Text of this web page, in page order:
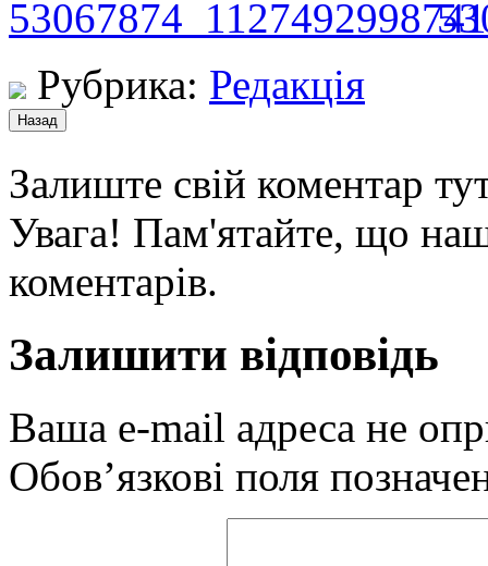
Рубрика: Редакція
Залиште свій коментар
Увага! Пам'ятайте, що
коментарів.
Залишити відповідь
Ваша e-mail адреса не
Обов’язкові поля